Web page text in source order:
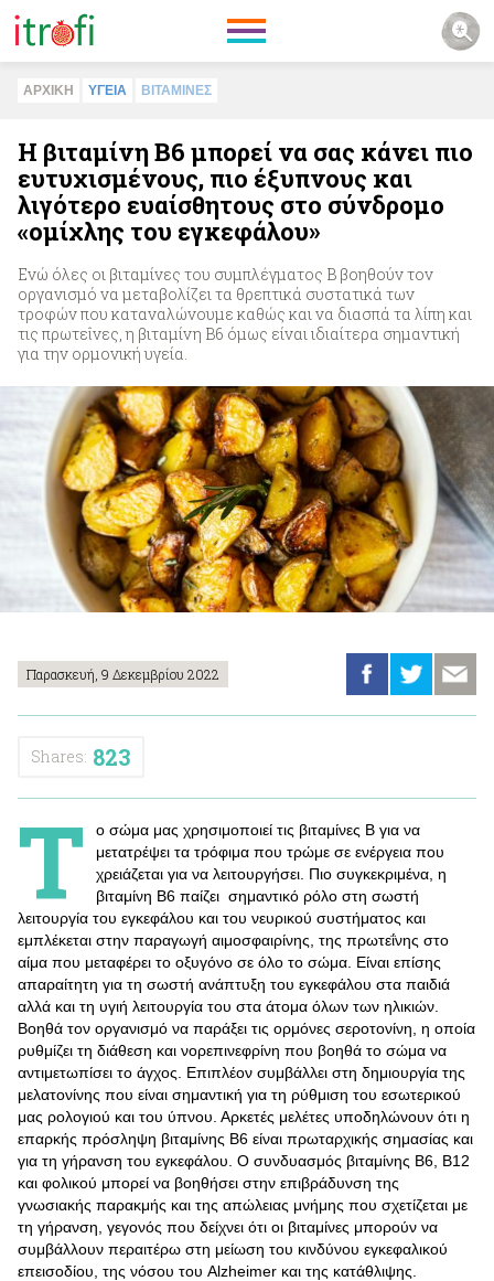
ΑΡΧΙΚΗ ΥΓΕΙΑ ΒΙΤΑΜΙΝΕΣ
Η βιταμίνη Β6 μπορεί να σας κάνει πιο
ευτυχισμένους, πιο έξυπνους και
λιγότερο ευαίσθητους στο σύνδρομο
«ομίχλης του εγκεφάλου»
Ενώ όλες οι βιταμίνες του συμπλέγματος Β βοηθούν τον
οργανισμό να μεταβολίζει τα θρεπτικά συστατικά των
τροφών που καταναλώνουμε καθώς και να διασπά τα λίπη και
τις πρωτεΐνες, η βιταμίνη Β6 όμως είναι ιδιαίτερα σημαντική
για την ορμονική υγεία.
Παρασκευή, 9 Δεκεμβρίου 2022
Shares: 823
Τ
ο σώμα μας χρησιμοποιεί τις βιταμίνες Β για να
μετατρέψει τα τρόφιμα που τρώμε σε ενέργεια που
χρειάζεται για να λειτουργήσει. Πιο συγκεκριμένα, η
βιταμίνη Β6 παίζει σημαντικό ρόλο στη σωστή
λειτουργία του εγκεφάλου και του νευρικού συστήματος και
εμπλέκεται στην παραγωγή αιμοσφαιρίνης, της πρωτεΐνης στο
αίμα που μεταφέρει το οξυγόνο σε όλο το σώμα. Είναι επίσης
απαραίτητη για τη σωστή ανάπτυξη του εγκεφάλου στα παιδιά
αλλά και τη υγιή λειτουργία του στα άτομα όλων των ηλικιών.
Βοηθά τον οργανισμό να παράξει τις ορμόνες σεροτονίνη, η οποία
ρυθμίζει τη διάθεση και νορεπινεφρίνη που βοηθά το σώμα να
αντιμετωπίσει το άγχος. Επιπλέον συμβάλλει στη δημιουργία της
μελατονίνης που είναι σημαντική για τη ρύθμιση του εσωτερικού
μας ρολογιού και του ύπνου. Αρκετές μελέτες υποδηλώνουν ότι η
επαρκής πρόσληψη βιταμίνης B6 είναι πρωταρχικής σημασίας και
για τη γήρανση του εγκεφάλου. Ο συνδυασμός βιταμίνης Β6, Β12
και φολικού μπορεί να βοηθήσει στην επιβράδυνση της
γνωσιακής παρακμής και της απώλειας μνήμης που σχετίζεται με
τη γήρανση, γεγονός που δείχνει ότι οι βιταμίνες μπορούν να
συμβάλλουν περαιτέρω στη μείωση του κινδύνου εγκεφαλικού
επεισοδίου, της νόσου του Alzheimer και της κατάθλιψης.